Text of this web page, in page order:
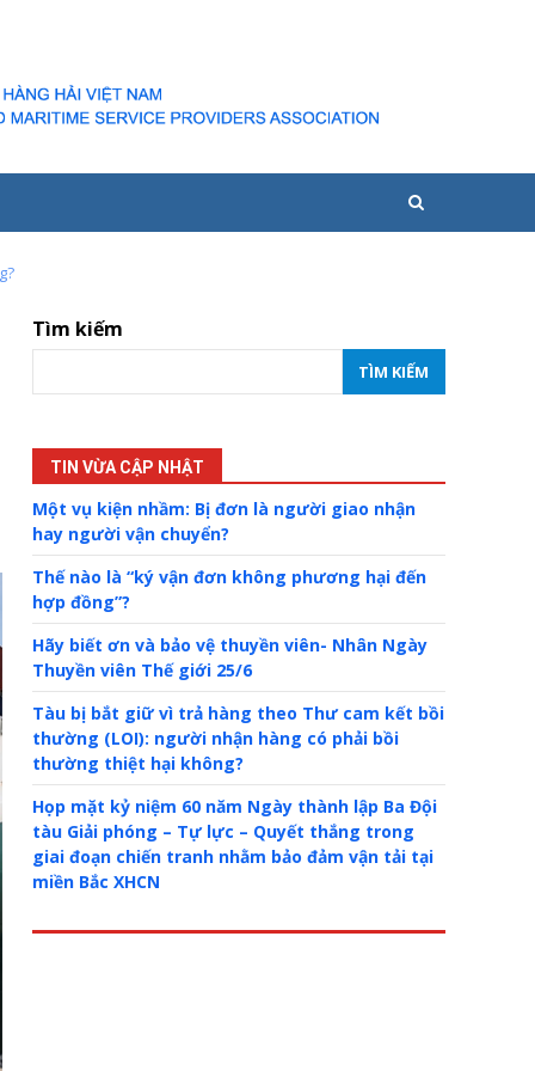
Tìm kiếm
TÌM KIẾM
TIN VỪA CẬP NHẬT
Một vụ kiện nhầm: Bị đơn là người giao nhận
hay người vận chuyển?
Thế nào là “ký vận đơn không phương hại đến
hợp đồng”?
Hãy biết ơn và bảo vệ thuyền viên- Nhân Ngày
Thuyền viên Thế giới 25/6
Tàu bị bắt giữ vì trả hàng theo Thư cam kết bồi
thường (LOI): người nhận hàng có phải bồi
thường thiệt hại không?
Họp mặt kỷ niệm 60 năm Ngày thành lập Ba Đội
tàu Giải phóng – Tự lực – Quyết thắng trong
giai đoạn chiến tranh nhằm bảo đảm vận tải tại
miền Bắc XHCN